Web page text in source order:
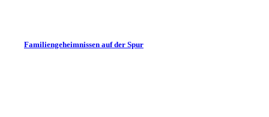
Familiengeheimnissen auf der Spur